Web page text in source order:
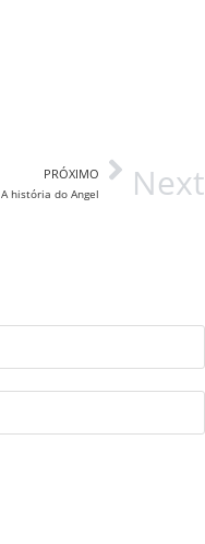
PRÓXIMO
A história do Angel Next